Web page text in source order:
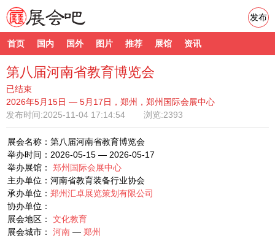
首页 国内 国外 图片 推荐 展馆 资讯
发布
第八届河南省教育博览会
已结束
2026年5月15日 — 5月17日，郑州，郑州国际会展中心
发布时间:2025-11-04 17:14:54 浏览:2393
展会名称：第八届河南省教育博览会
举办时间：2026-05-15 — 2026-05-17
举办展馆： 郑州国际会展中心
主办单位：河南省教育装备行业协会
承办单位： 郑州汇卓展览策划有限公司
协办单位：
展会地区： 文化教育
展会城市： 河南 — 郑州